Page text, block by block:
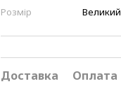
Розмір
Великий
Доставка Оплата